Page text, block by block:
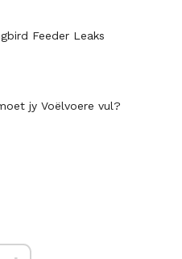
Feeder Leaks
jy Voëlvoere vul?